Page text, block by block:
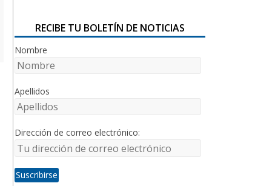
RECIBE TU BOLETÍN DE NOTICIAS
Nombre
Apellidos
Dirección de correo electrónico: